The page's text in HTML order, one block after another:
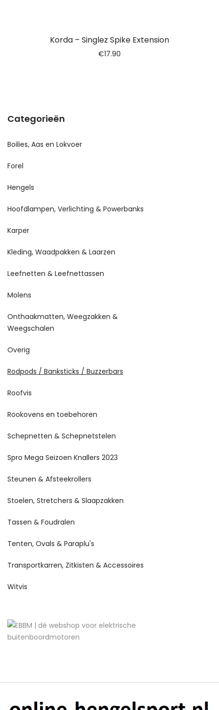
Korda – Singlez Spike Extension
€17.90
Categorieën
Boilies, Aas en Lokvoer
Forel
Hengels
Hoofdlampen, Verlichting & Powerbanks
Karper
Kleding, Waadpakken & Laarzen
Leefnetten & Leefnettassen
Molens
Onthaakmatten, Weegzakken &
Weegschalen
Overig
Rodpods / Banksticks / Buzzerbars
Roofvis
Rookovens en toebehoren
Schepnetten & Schepnetstelen
Spro Mega Seizoen Knallers 2023
Steunen & Afsteekrollers
Stoelen, Stretchers & Slaapzakken
Tassen & Foudralen
Tenten, Ovals & Paraplu's
Transportkarren, Zitkisten & Accessoires
Witvis